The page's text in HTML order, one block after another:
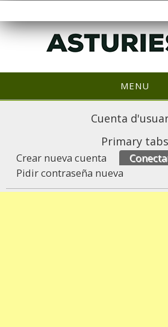
MENU
Cuenta
Primary tabs
Crear nueva cuenta
Pidir contraseña nueva